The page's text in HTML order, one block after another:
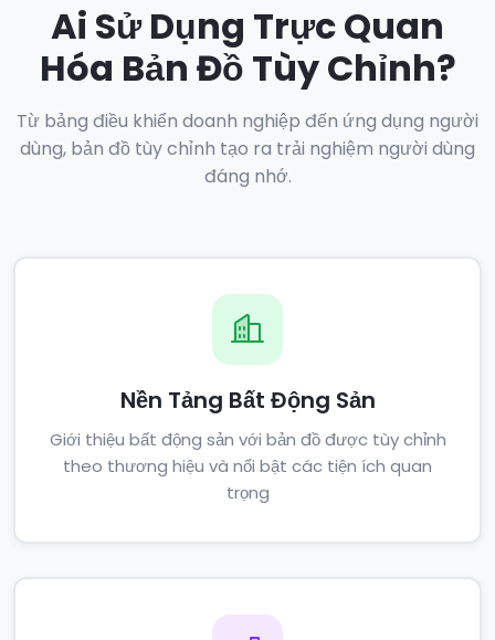
Ai Sử Dụng Trực Quan
Hóa Bản Đồ Tùy Chỉnh?
Từ bảng điều khiển doanh nghiệp đến ứng dụng người
dùng, bản đồ tùy chỉnh tạo ra trải nghiệm người dùng
đáng nhớ.
Nền Tảng Bất Động Sản
Giới thiệu bất động sản với bản đồ được tùy chỉnh
theo thương hiệu và nổi bật các tiện ích quan
trọng